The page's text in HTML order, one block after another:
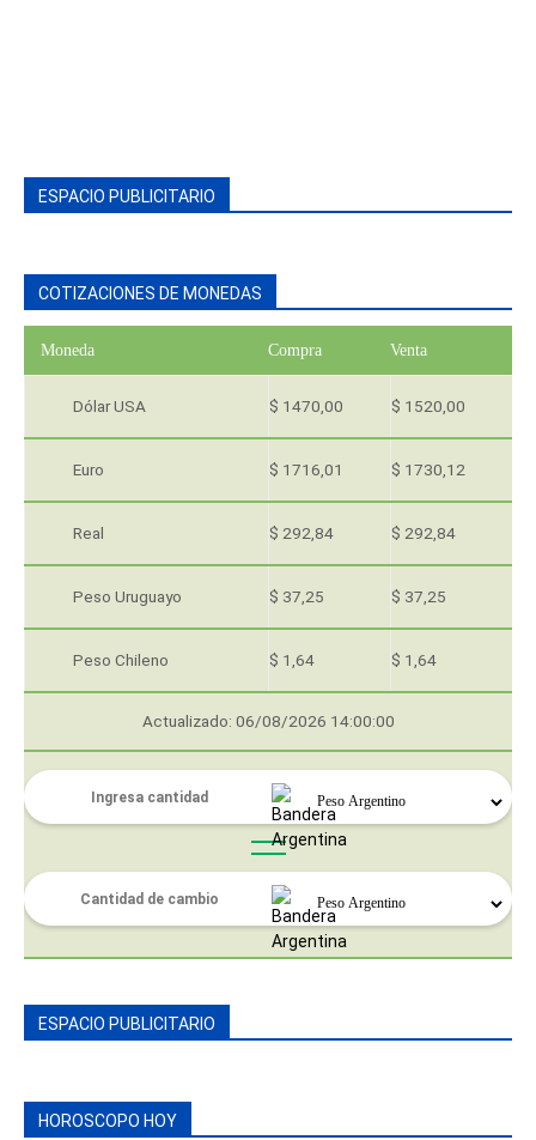
ESPACIO PUBLICITARIO
COTIZACIONES DE MONEDAS
Moneda Compra Venta
Dólar USA $ 1470,00 $ 1520,00
Euro $ 1716,01 $ 1730,12
Real $ 292,84 $ 292,84
Peso Uruguayo $ 37,25 $ 37,25
Peso Chileno $ 1,64 $ 1,64
Actualizado: 06/08/2026 14:00:00
ESPACIO PUBLICITARIO
HOROSCOPO HOY